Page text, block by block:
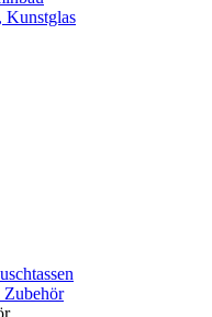
Kunstglas
Zubehör